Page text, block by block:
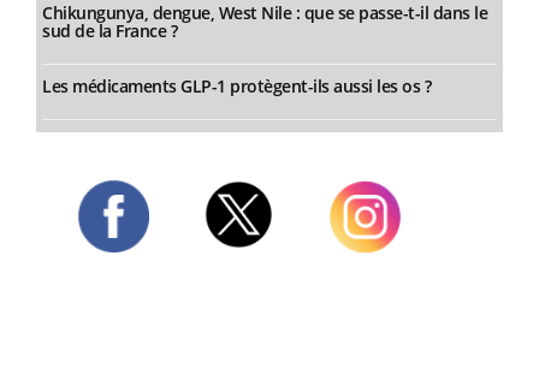
Chikungunya, dengue, West Nile : que se passe-t-il dans le
sud de la France ?
Les médicaments GLP-1 protègent-ils aussi les os ?